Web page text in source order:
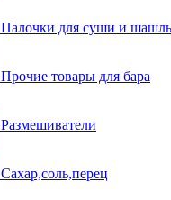
Палочки для суши и
Прочие товары для бара
Размешиватели
Сахар,соль,перец